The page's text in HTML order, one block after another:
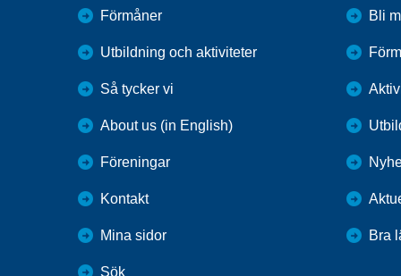
Förmåner
Utbildning och aktiviteter
Så tycker vi
About us (in English)
Föreningar
Kontakt
Mina sidor
Sök
Bli
Bra